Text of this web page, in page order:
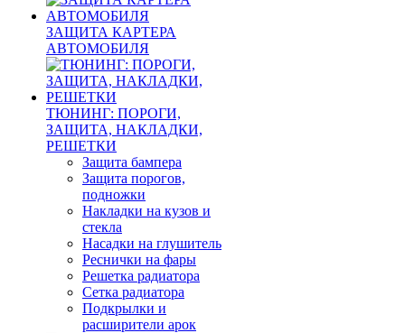
ЗАЩИТА КАРТЕРА
АВТОМОБИЛЯ
ТЮНИНГ: ПОРОГИ,
ЗАЩИТА, НАКЛАДКИ,
РЕШЕТКИ
Защита бампера
Защита порогов,
подножки
Накладки на кузов и
стекла
Насадки на глушитель
Реснички на фары
Решетка радиатора
Сетка радиатора
Подкрылки и
расширители арок